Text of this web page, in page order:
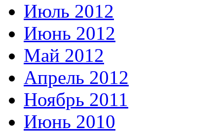
Июль 2012
Июнь 2012
Май 2012
Апрель 2012
Ноябрь 2011
Июнь 2010